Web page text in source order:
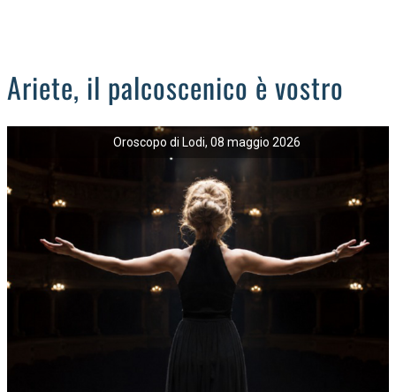
Ariete, il palcoscenico è vostro
Oroscopo di Lodi, 08 maggio 2026